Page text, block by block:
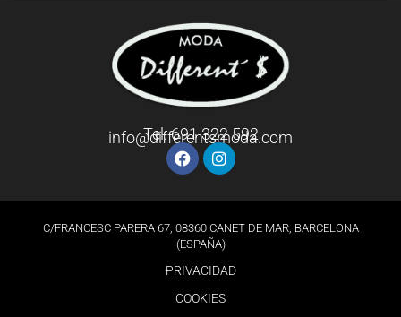
Tel: 691 322 592
info@differentsmoda.com
C/FRANCESC PARERA 67, 08360 CANET DE MAR, BARCELONA
(ESPAÑA)
PRIVACIDAD
COOKIES